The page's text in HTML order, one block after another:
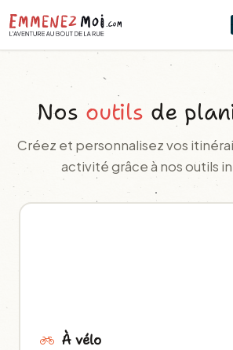
Nos outils de
Créez et personnalisez vos
activité grâce à nos outils
À vélo